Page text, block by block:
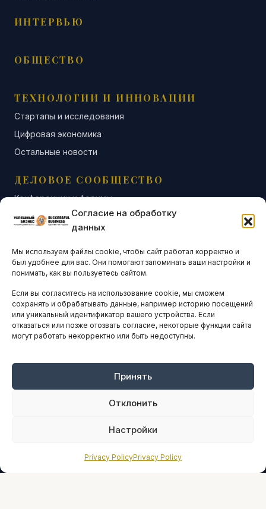
Согласие на обработку
данных
Мы используем файлы cookie, чтобы сайт работал корректно и
был удобнее для вас. Они помогают запоминать ваши настройки и
понимать, как вы пользуетесь сайтом.
Если вы согласитесь на использование cookie, мы сможем
сохранять и обрабатывать данные, например историю посещений
или уникальный идентификатор вашего устройства. Если
отказаться или позже отозвать согласие, некоторые функции сайта
могут работать некорректно или быть недоступны.
Принять
Отклонить
Настройки
Privacy PolicyPrivacy Policy
ИНТЕРВЬЮ
ОБЩЕСТВО
ТЕХНОЛОГИИ И ИННОВАЦИИ
Стартапы и исследования
Цифровая экономика
Остальные новости
ДЕЛОВОЕ СООБЩЕСТВО
Конференции и форумы
Бизнес-клубы и ассоциации
Остальные новости
АНАЛИТИКА И СТАТИСТИКА
ARTICLES IN ENGLISH
НАВИГАЦИЯ
Оплата онлайн